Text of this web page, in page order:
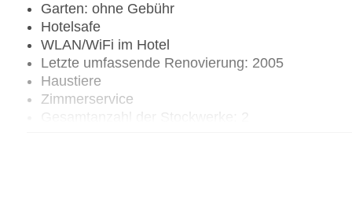
Garten: ohne Gebühr
Hotelsafe
WLAN/WiFi im Hotel
Letzte umfassende Renovierung: 2005
Haustiere
Zimmerservice